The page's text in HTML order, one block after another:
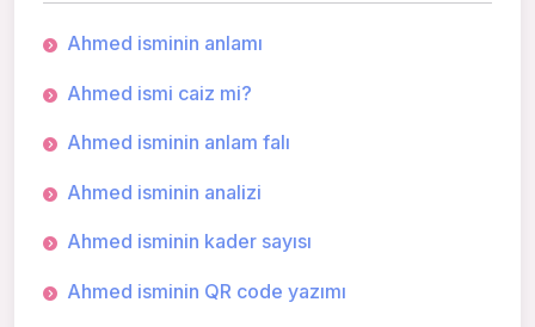
Ahmed isminin anlamı
Ahmed ismi caiz mi?
Ahmed isminin anlam falı
Ahmed isminin analizi
Ahmed isminin kader sayısı
Ahmed isminin QR code yazımı